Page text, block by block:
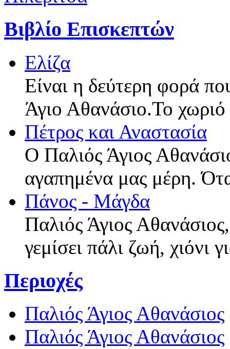
Βιβλίο Επισκεπτών
Ελίζα
Είναι η δεύτερη φορά
Άγιο Αθανάσιο.Το
Πέτρος και Αναστασία
Ο Παλιός Άγιος
αγαπημένα μας μέρη.
Πάνος - Μάγδα
Παλιός Άγιος
γεμίσει πάλι ζωή, χιόνι
Περιοχές
Παλιός Άγιος Αθανάσιος
Παλιός Άγιος Αθανάσιος